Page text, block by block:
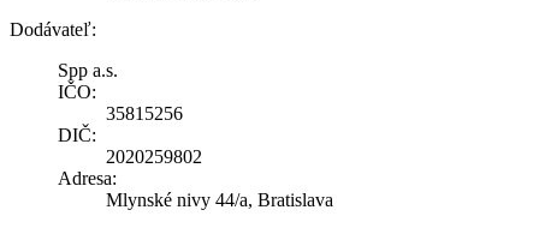
Dodávateľ:
Spp a.s.
IČO:
35815256
DIČ:
2020259802
Adresa:
Mlynské nivy 44/a, Bratislava